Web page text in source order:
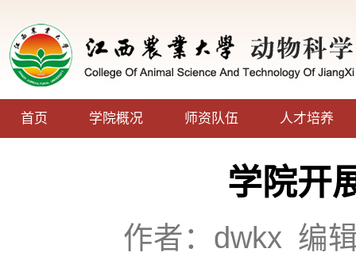
首页 学院概况 师资队伍 人才培养
学院开
作者：dwkx 编